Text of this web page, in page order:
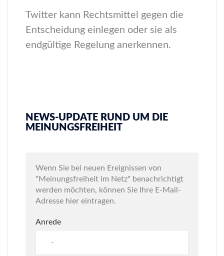
Twitter kann Rechtsmittel gegen die
Entscheidung einlegen oder sie als
endgültige Regelung anerkennen.
NEWS-UPDATE RUND UM DIE
MEINUNGSFREIHEIT
Wenn Sie bei neuen Ereignissen von
"Meinungsfreiheit im Netz" benachrichtigt
werden möchten, können Sie Ihre E-Mail-
Adresse hier eintragen.
Anrede